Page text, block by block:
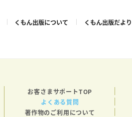
くもん出版について くもん出版だより
お客さまサポートTOP
よくある質問
著作物のご利用について